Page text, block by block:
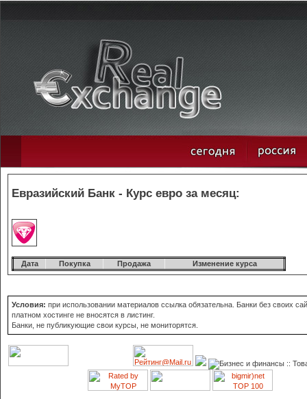
Евразийский Банк - Курс евро за месяц:
Дата Покупка Продажа Изменение курса
Условия: при использовании материалов ссылка обязательна. Банки без своих
платном хостинге не вносятся в листинг.
Банки, не публикующие свои курсы, не мониторятся.